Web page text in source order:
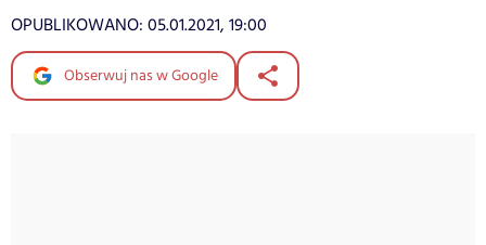
OPUBLIKOWANO: 05.01.2021, 19:00
Obserwuj nas w Google